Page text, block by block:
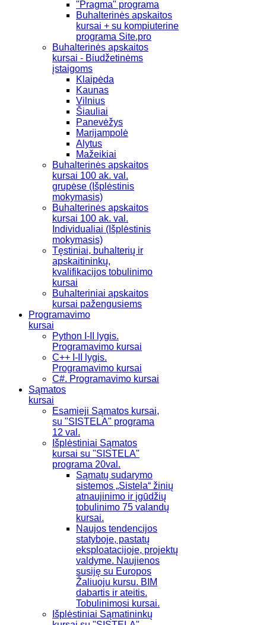
"Pragma" programa
Buhalterinės apskaitos
kursai + su kompiuterine
programa Site.pro
Buhalterinės apskaitos
kursai - Biudžetinėms
įstaigoms
Klaipėda
Kaunas
Vilnius
Šiauliai
Panevėžys
Marijampolė
Alytus
Mažeikiai
Buhalterinės apskaitos
kursai 100 ak. val.
grupėse (Išplėstinis
mokymasis)
Buhalterinės apskaitos
kursai 100 ak. val.
Individualiai (Išplėstinis
mokymasis)
Tęstiniai, buhalterių ir
apskaitininkų,
kvalifikacijos tobulinimo
kursai
Buhalteriniai apskaitos
kursai pažengusiems
Programavimo
kursai
Python I-II lygis.
Programavimo kursai
C++ I-II lygis.
Programavimo kursai
C#. Programavimo kursai
Sąmatos
kursai
Esamieji Sąmatos kursai,
su "SISTELA" programa
12 val.
Išplėstiniai Sąmatos
kursai su "SISTELA"
programa 20val.
Sąmatų sudarymo
sistemos „Sistela“ žinių
atnaujinimo ir įgūdžių
tobulinimo 75 valandų
kursai.
Naujos tendencijos
statyboje, pastatų
eksploatacijoje, projektų
valdyme. Naujienos
susiję su Europos
Žaliuoju kursu. BIM
dabartis ir ateitis.
Tobulinimosi kursai.
Išplėstiniai Sąmatininkų